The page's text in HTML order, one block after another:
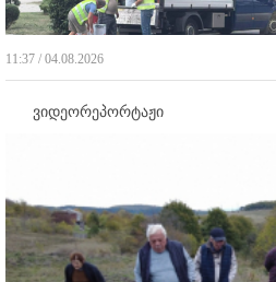
11:37 / 04.08.2026
ვიდეორეპორტაჟი